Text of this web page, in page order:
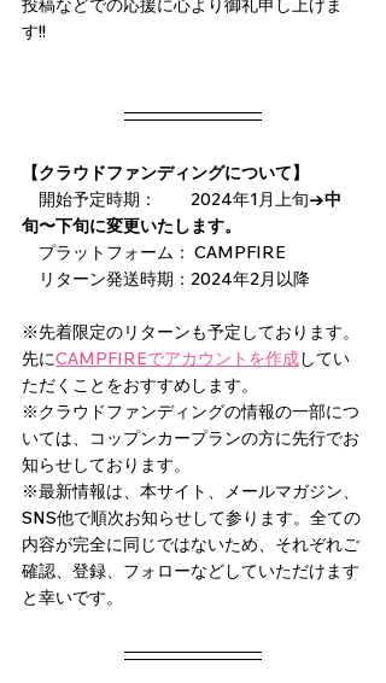
投稿などでの応援に心より御礼申し上げま
す!!
【クラウドファンディングについて】
開始予定時期：　　2024年1月上旬→中
旬〜下旬に変更いたします。
プラットフォーム： CAMPFIRE
リターン発送時期：2024年2月以降
※先着限定のリターンも予定しております。
先にCAMPFIREでアカウントを作成してい
ただくことをおすすめします。
※クラウドファンディングの情報の一部につ
いては、コップンカープランの方に先行でお
知らせしております。
※最新情報は、本サイト、メールマガジン、
SNS他で順次お知らせして参ります。全ての
内容が完全に同じではないため、それぞれご
確認、登録、フォローなどしていただけます
と幸いです。